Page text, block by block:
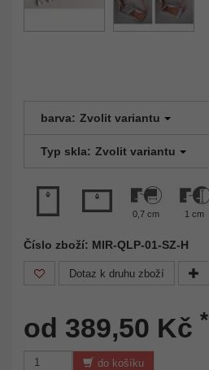
barva: Zvolit variantu
Typ skla: Zvolit variantu
0,7 cm 1 cm
Číslo zboží: MIR-QLP-01-SZ-H
Dotaz k druhu zboží
od 389,50 Kč *
do košíku